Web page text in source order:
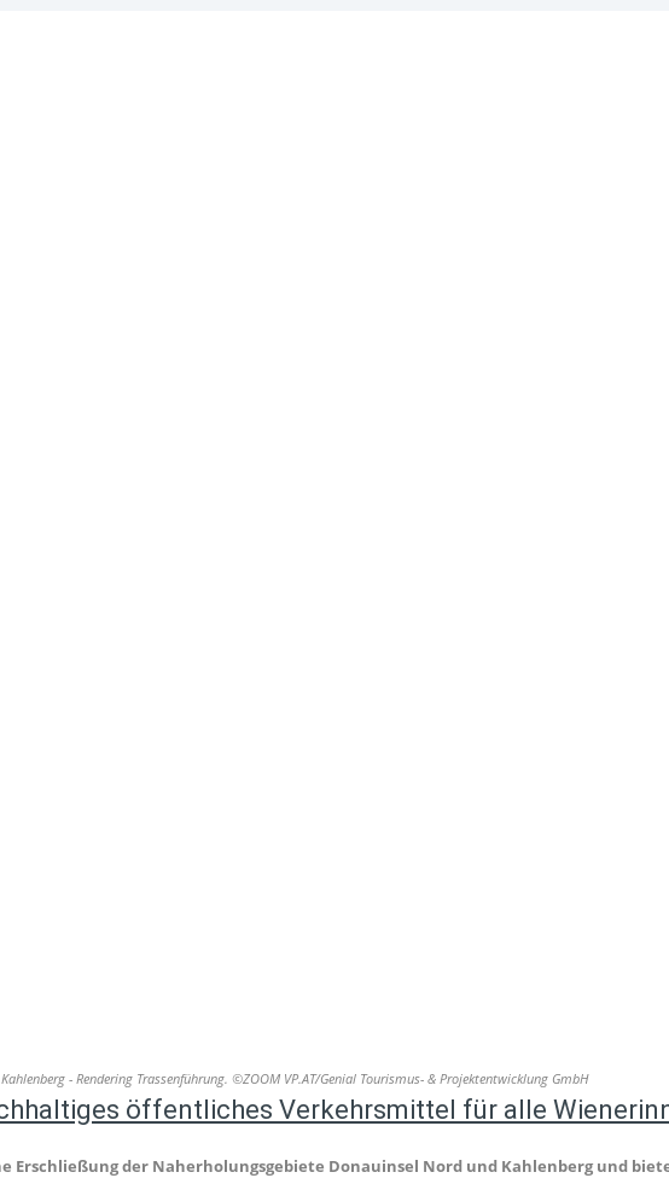
- Rendering Trassenführung. ©ZOOM VP.AT/Genial Tourismus- & Projektentwicklung GmbH
öffentliches Verkehrsmittel für alle
der Naherholungsgebiete Donauinsel Nord und Kahlenberg und